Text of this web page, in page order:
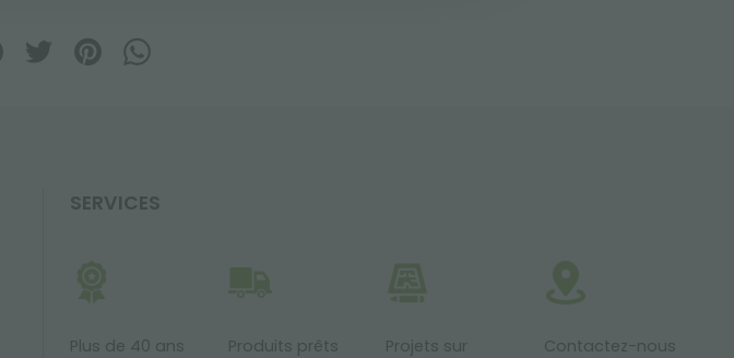
SERVICES
Plus de 40 ans
Produits prêts
Projets sur
Contactez-nous